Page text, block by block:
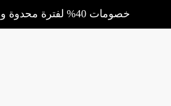
خصومات 40% لفترة محدوة وحتي نفاذ الكمية